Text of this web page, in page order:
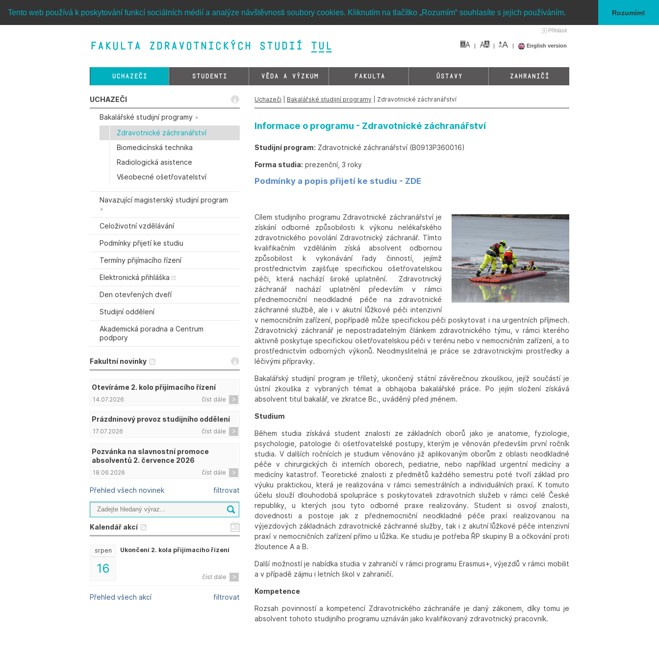
Tento web používá k poskytování funkcí sociálních médií a analýze návštěvnosti soubory cookies. Kliknutím na tlačítko „Rozumím“ souhlasíte s jejich používáním. Rozumím!
Přihlásit
Fakulta zdravotnických studií TUL& English version
UCHAZEČI STUDENTI VĚDA A VÝZKUM FAKULTA ÚSTAVY ZAHRANIČÍ
UCHAZEČI
Bakalářské studijní programy
Zdravotnické záchranářství
Biomedicínská technika
Radiologická asistence
Všeobecné ošetřovatelství
Navazující magisterský studijní program
Celoživotní vzdělávání
Podmínky přijetí ke studiu
Termíny přijímacího řízení
Elektronická přihláška
Den otevřených dveří
Studijní oddělení
Akademická poradna a Centrum
podpory
Fakultní novinky
Otevíráme 2. kolo přijímacího řízení
číst dále
14.07.2026
Prázdninový provoz studijního oddělení
číst dále
17.07.2026
Pozvánka na slavnostní promoce
absolventů 2. července 2026
číst dále
18.06.2026
Přehled všech novinek filtrovat
Kalendář akcí
16
srpen Ukončení 2. kola přijímacího řízení
číst dále
Přehled všech akcí filtrovat
Uchazeči Bakalářské studijní programy | Zdravotnické záchranářství
Informace o programu - Zdravotnické záchranářství
Studijní program: Zdravotnické záchranářství (B0913P360016)
Forma studia: prezenční, 3 roky
Podmínky a popis přijetí ke studiu - ZDE
Cílem studijního programu Zdravotnické záchranářství je
získání odborné způsobilosti k výkonu nelékařského
zdravotnického povolání Zdravotnický záchranář. Tímto
kvalifikačním vzděláním získá absolvent odbornou
způsobilost k vykonávání řady činností, jejímž
prostřednictvím zajišťuje specifickou ošetřovatelskou
péči, která nachází široké uplatnění. Zdravotnický
záchranář nachází uplatnění především v rámci
přednemocniční neodkladné péče na zdravotnické
záchranné službě, ale i v akutní lůžkové péči intenzivní
v nemocničním zařízení, popřípadě může specifickou péči poskytovat i na urgentních příjmech.
Zdravotnický záchranář je nepostradatelným článkem zdravotnického týmu, v rámci kterého
aktivně poskytuje specifickou ošetřovatelskou péči v terénu nebo v nemocničním zařízení, a to
prostřednictvím odborných výkonů. Neodmyslitelná je práce se zdravotnickými prostředky a
léčivými přípravky.
Bakalářský studijní program je tříletý, ukončený státní závěrečnou zkouškou, jejíž součástí je
ústní zkouška z vybraných témat a obhajoba bakalářské práce. Po jejím složení získává
absolvent titul bakalář, ve zkratce Bc., uváděný před jménem.
Studium
Během studia získává student znalosti ze základních oborů jako je anatomie, fyziologie,
psychologie, patologie či ošetřovatelské postupy, kterým je věnován především první ročník
studia. V dalších ročnících je studium věnováno již aplikovaným oborům z oblasti neodkladné
péče v chirurgických či interních oborech, pediatrie, nebo například urgentní medicíny a
medicíny katastrof. Teoretické znalosti z předmětů každého semestru poté tvoří základ pro
výuku praktickou, která je realizována v rámci semestrálních a individuálních praxí. K tomuto
účelu slouží dlouhodobá spolupráce s poskytovateli zdravotních služeb v rámci celé České
republiky, u kterých jsou tyto odborné praxe realizovány. Student si osvojí znalosti,
dovednosti a postoje jak z přednemocniční neodkladné péče praxí realizovanou na
výjezdových základnách zdravotnické záchranné služby, tak i z akutní lůžkové péče intenzivní
praxí v nemocničních zařízení přímo u lůžka. Ke studiu je potřeba ŘP skupiny B a očkování proti
žloutence A a B.
Další možností je nabídka studia v zahraničí v rámci programu Erasmus+, výjezdů v rámci mobilit
a v případě zájmu i letních škol v zahraničí.
Kompetence
Rozsah povinností a kompetencí Zdravotnického záchranáře je daný zákonem, díky tomu je
absolvent tohoto studijního programu uznáván jako kvalifikovaný zdravotnický pracovník.